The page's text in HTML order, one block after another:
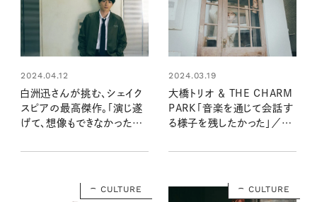
2024.04.12
白洲迅さんが挑む、シェイク
スピアの最高傑作。「演じ遂
げて、想像もできなかった世
2024.03.19
大橋トリオ ＆ THE CHARM
PARK「音楽を通じて会話す
る様子を残したかった」／ア
ンタビュー
CULTURE CULTURE